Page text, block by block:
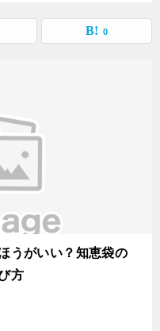
0
うがいい？知恵袋の
方